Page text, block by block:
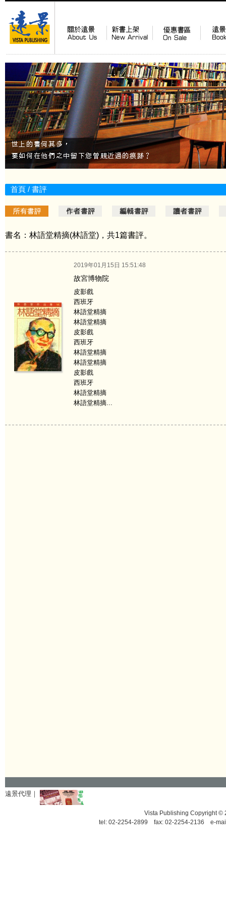
首頁 / 書評
書名：林語堂精摘(林語堂)，共1篇書評。
2019年01月15日 15:51:48
故宮博物院
皮影戲
西班牙
林語堂精摘
林語堂精摘
皮影戲
西班牙
林語堂精摘
林語堂精摘
皮影戲
西班牙
林語堂精摘
林語堂精摘...
遠景代理｜
Vista Publishing Copyright ©
tel: 02-2254-2899 fax: 02-2254-2136 e-